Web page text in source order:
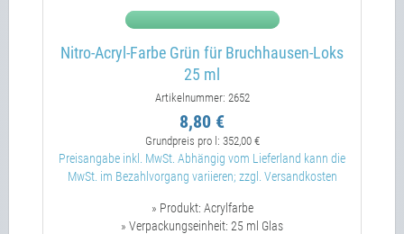
Nitro-Acryl-Farbe Grün für Bruchhausen-Loks
25 ml
Artikelnummer: 2652
8,80 €
Grundpreis pro l: 352,00 €
Preisangabe inkl. MwSt. Abhängig vom Lieferland kann die
MwSt. im Bezahlvorgang variieren; zzgl. Versandkosten
» Produkt: Acrylfarbe
» Verpackungseinheit: 25 ml Glas